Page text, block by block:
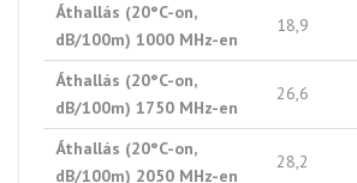
Áthallás (20°C-on,
dB/100m) 1000 MHz-en
18,9
Áthallás (20°C-on,
dB/100m) 1750 MHz-en
26,6
Áthallás (20°C-on,
dB/100m) 2050 MHz-en
28,2